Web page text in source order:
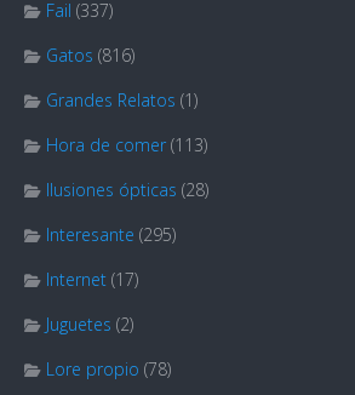
Fail (337)
Gatos (816)
Grandes Relatos (1)
Hora de comer (113)
Ilusiones ópticas (28)
Interesante (295)
Internet (17)
Juguetes (2)
Lore propio (78)